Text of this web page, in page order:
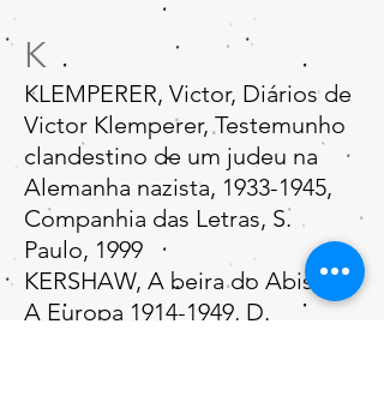
K
KLEMPERER, Victor, Diários de
Victor Klemperer, Testemunho
clandestino de um judeu na
Alemanha nazista, 1933-1945,
Companhia das Letras, S.
Paulo, 1999​
KERSHAW, A beira do Abismo,
A Europa 1914-1949, D.